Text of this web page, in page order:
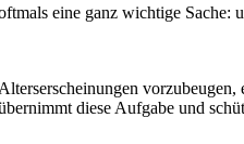
eine ganz wichtige
diese Aufgabe und